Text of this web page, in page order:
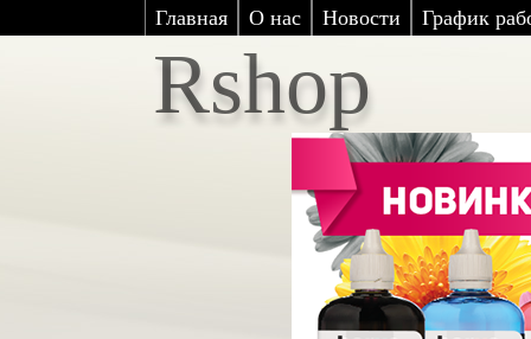
Главная О нас Новости График
Rshop